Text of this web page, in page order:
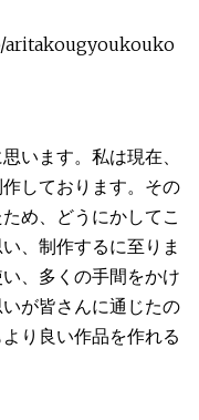
aritakougyoukouko
います。私は現在、
しております。その
め、どうにかしてこ
、制作するに至りま
、多くの手間をかけ
が皆さんに通じたの
り良い作品を作れる